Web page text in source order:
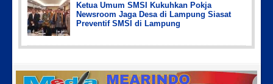
Ketua Umum SMSI Kukuhkan Pokja
Newsroom Jaga Desa di Lampung Siasat
Preventif SMSI di Lampung